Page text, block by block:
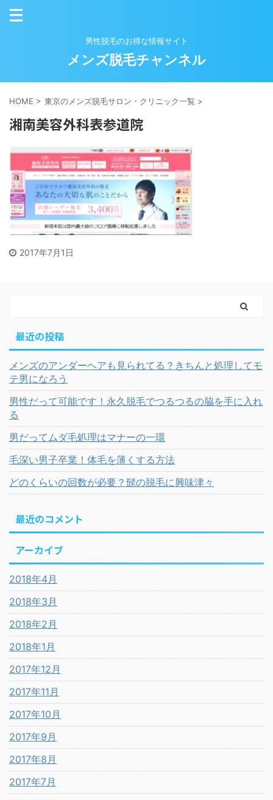
男性脱毛のお得な情報サイト
メンズ脱毛チャンネル
HOME > 東京のメンズ脱毛サロン・クリニック一覧 >
湘南美容外科表参道院
2017年7月1日
最近の投稿
メンズのアンダーヘアも見られてる？きちんと処理してモ
テ男になろう
男性だって可能です！永久脱毛でつるつるの脇を手に入れ
る
男だってムダ毛処理はマナーの一環
毛深い男子卒業！体毛を薄くする方法
どのくらいの回数が必要？髭の脱毛に興味津々
最近のコメント
アーカイブ
2018年4月
2018年3月
2018年2月
2018年1月
2017年12月
2017年11月
2017年10月
2017年9月
2017年8月
2017年7月